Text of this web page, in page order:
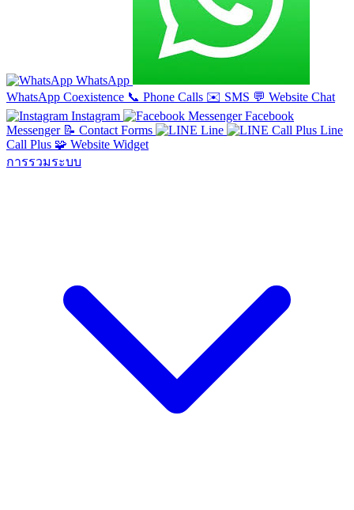
WhatsApp
WhatsApp Coexistence 📞 Phone Calls ✉️ SMS 💬 Website Chat
Instagram
Facebook
Messenger 📝 Contact Forms Line
Line
Call Plus 🧩 Website Widget
การรวมระบบ